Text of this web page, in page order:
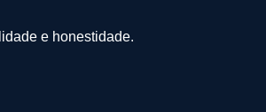
e honestidade.